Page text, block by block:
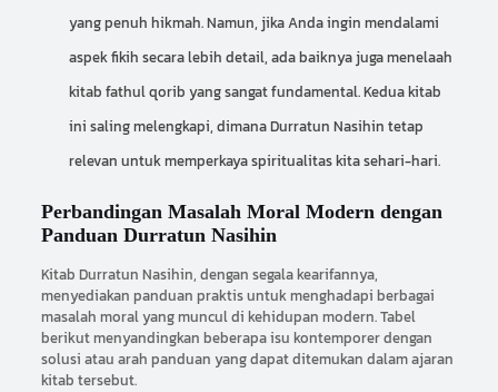
yang penuh hikmah. Namun, jika Anda ingin mendalami
aspek fikih secara lebih detail, ada baiknya juga menelaah
kitab fathul qorib yang sangat fundamental. Kedua kitab
ini saling melengkapi, dimana Durratun Nasihin tetap
relevan untuk memperkaya spiritualitas kita sehari-hari.
Perbandingan Masalah Moral Modern dengan
Panduan Durratun Nasihin
Kitab Durratun Nasihin, dengan segala kearifannya,
menyediakan panduan praktis untuk menghadapi berbagai
masalah moral yang muncul di kehidupan modern. Tabel
berikut menyandingkan beberapa isu kontemporer dengan
solusi atau arah panduan yang dapat ditemukan dalam ajaran
kitab tersebut.